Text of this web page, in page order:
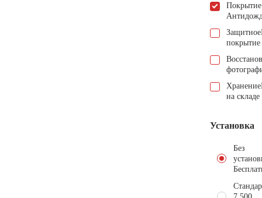
Покрытие
Защитное
покрытие
Хранение
на складе
Установка
Без